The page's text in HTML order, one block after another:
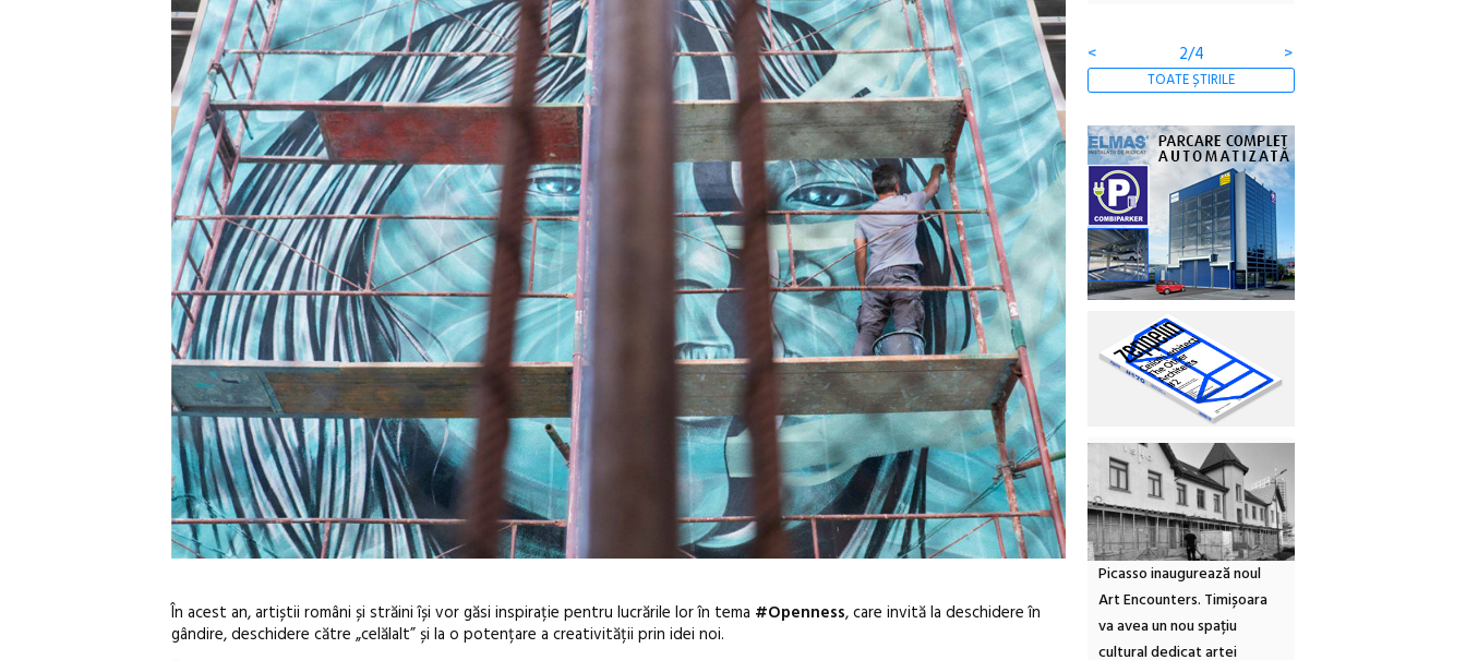
În acest an, artiștii români și străini își vor găsi inspirație pentru lucrările lor în tema #Openness, care invită la deschidere în
gândire, deschidere către „celălalt” și la o potențare a creativității prin idei noi.
<
3/4 >
TOATE ȘTIRILE
Picasso inaugurează noul
Art Encounters. Timișoara
va avea un nou spațiu
cultural dedicat artei